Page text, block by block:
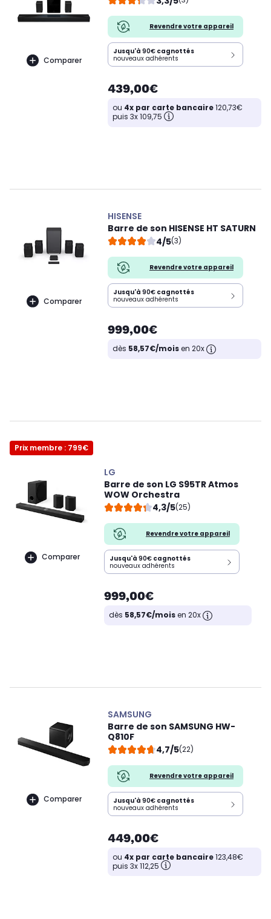
Comparer
Revendre votre appareil
Jusqu'à 90€ cagnottés
nouveaux adhérents
439,00€
ou 4x par carte bancaire120,73€
puis 3x 109,75
Comparer
HISENSE
Barre de son HISENSE HT SATURN
4/5(3)
Revendre votre appareil
Jusqu'à 90€ cagnottés
nouveaux adhérents
999,00€
dès 58,57€/moisen 20x
Prix membre : 799€
Comparer
LG
Barre de son LG S95TR Atmos
WOW Orchestra
4,3/5(25)
Revendre votre appareil
Jusqu'à 90€ cagnottés
nouveaux adhérents
999,00€
dès 58,57€/moisen 20x
Comparer
SAMSUNG
Barre de son SAMSUNG HW-
Q810F
4,7/5(22)
Revendre votre appareil
Jusqu'à 90€ cagnottés
nouveaux adhérents
449,00€
ou 4x par carte bancaire123,48€
puis 3x 112,25